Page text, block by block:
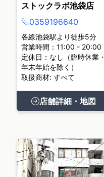
ストックラボ池袋店
0359196640
各線池袋駅より徒歩5分
営業時間：11:00 - 20:00
定休日：なし（臨時休業・
年末年始を除く）
取扱商材: すべて
店舗詳細・地図